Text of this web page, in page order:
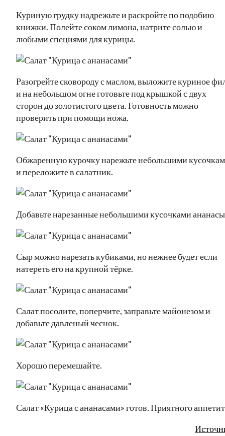
Куриную грудку надрежьте и раскройте по подобию
книжки. Полейте соком лимона, натрите солью и
любыми специями для курицы.
Разогрейте сковороду с маслом, выложите куриное
и на небольшом огне готовьте под крышкой с двух
сторон до золотистого цвета. Готовность можно
проверить при помощи ножа.
Обжаренную курочку нарежьте небольшими
и переложите в салатник.
Добавьте нарезанные небольшими кусочками
Сыр можно нарезать кубиками, но нежнее будет если
натереть его на крупной тёрке.
Салат посолите, поперчите, заправьте майонезом и
добавьте давленый чеснок.
Хорошо перемешайте.
Салат «Курица с ананасами» готов. Приятного